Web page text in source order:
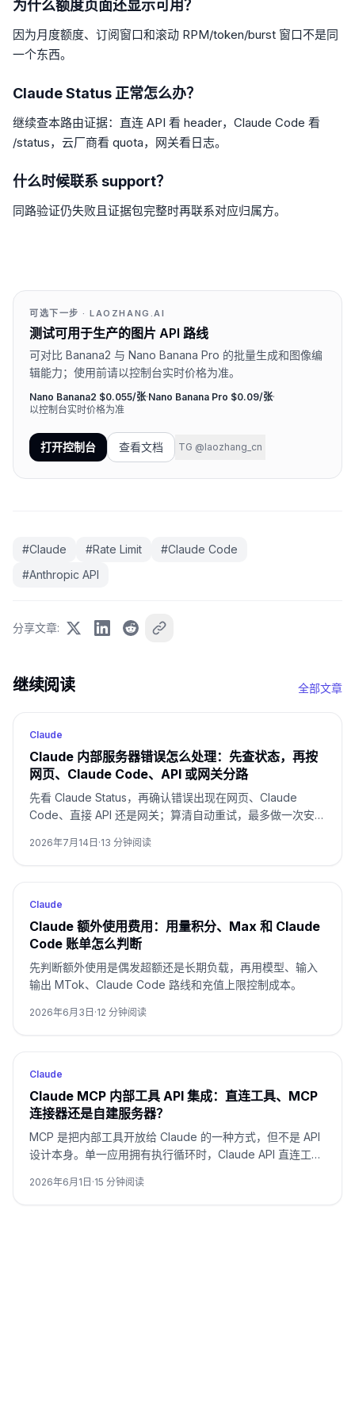
为什么额度页面还显示可用？
因为月度额度、订阅窗口和滚动 RPM/token/burst 窗口不是同
一个东西。
Claude Status 正常怎么办？
继续查本路由证据：直连 API 看 header，Claude Code 看
/status，云厂商看 quota，网关看日志。
什么时候联系 support？
同路验证仍失败且证据包完整时再联系对应归属方。
可选下一步 · LAOZHANG.AI
测试可用于生产的图片 API 路线
可对比 Banana2 与 Nano Banana Pro 的批量生成和图像编
辑能力；使用前请以控制台实时价格为准。
Nano Banana2 $0.055/张·Nano Banana Pro $0.09/张·
以控制台实时价格为准
打开控制台 查看文档 TG @laozhang_cn
#Claude #Rate Limit #Claude Code
#Anthropic API
分享文章:
继续阅读 全部文章
Claude
Claude 内部服务器错误怎么处理：先查状态，再按
网页、Claude Code、API 或网关分路
先看 Claude Status，再确认错误出现在网页、Claude
Code、直接 API 还是网关；算清自动重试，最多做一次安全
2026年7月14日 ·13 分钟阅读
Claude
Claude 额外使用费用：用量积分、Max 和 Claude
Code 账单怎么判断
先判断额外使用是偶发超额还是长期负载，再用模型、输入
输出 MTok、Claude Code 路线和充值上限控制成本。
2026年6月3日 ·12 分钟阅读
Claude
Claude MCP 内部工具 API 集成：直连工具、MCP
连接器还是自建服务器？
MCP 是把内部工具开放给 Claude 的一种方式，但不是 API
设计本身。单一应用拥有执行循环时，Claude API 直连工具
程 MCP 才值得承担额外服务器和安全审查。
2026年6月1日 ·15 分钟阅读